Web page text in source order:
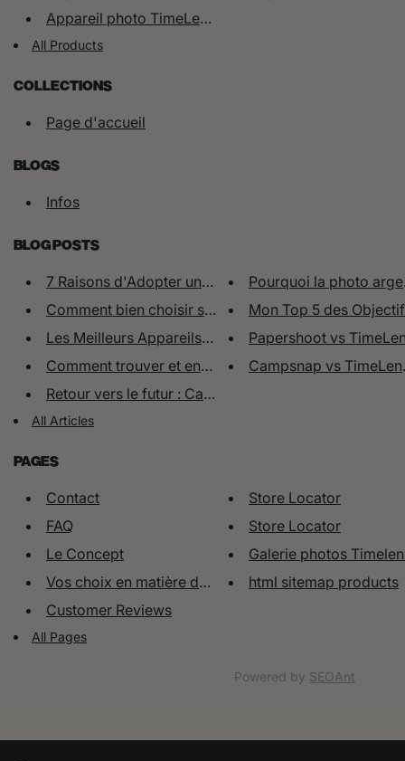
Appareil photo TimeLens® Noir
All Products
COLLECTIONS
Page d'accueil
BLOGS
Infos
BLOG POSTS
7 Raisons d'Adopter un Apparei...
Comment bien choisir sa prise ...
Les Meilleurs Appareils Photo ...
Comment trouver et entretenir ...
Retour vers le futur : Capture...
Pourquoi la photo
Mon Top 5 des
Papershoot vs
Campsnap vs
All Articles
PAGES
Contact
FAQ
Le Concept
Vos choix en matière de confid...
Customer Reviews
Store Locator
Store Locator
Galerie photos
html sitemap products
All Pages
Powered by SEOAnt